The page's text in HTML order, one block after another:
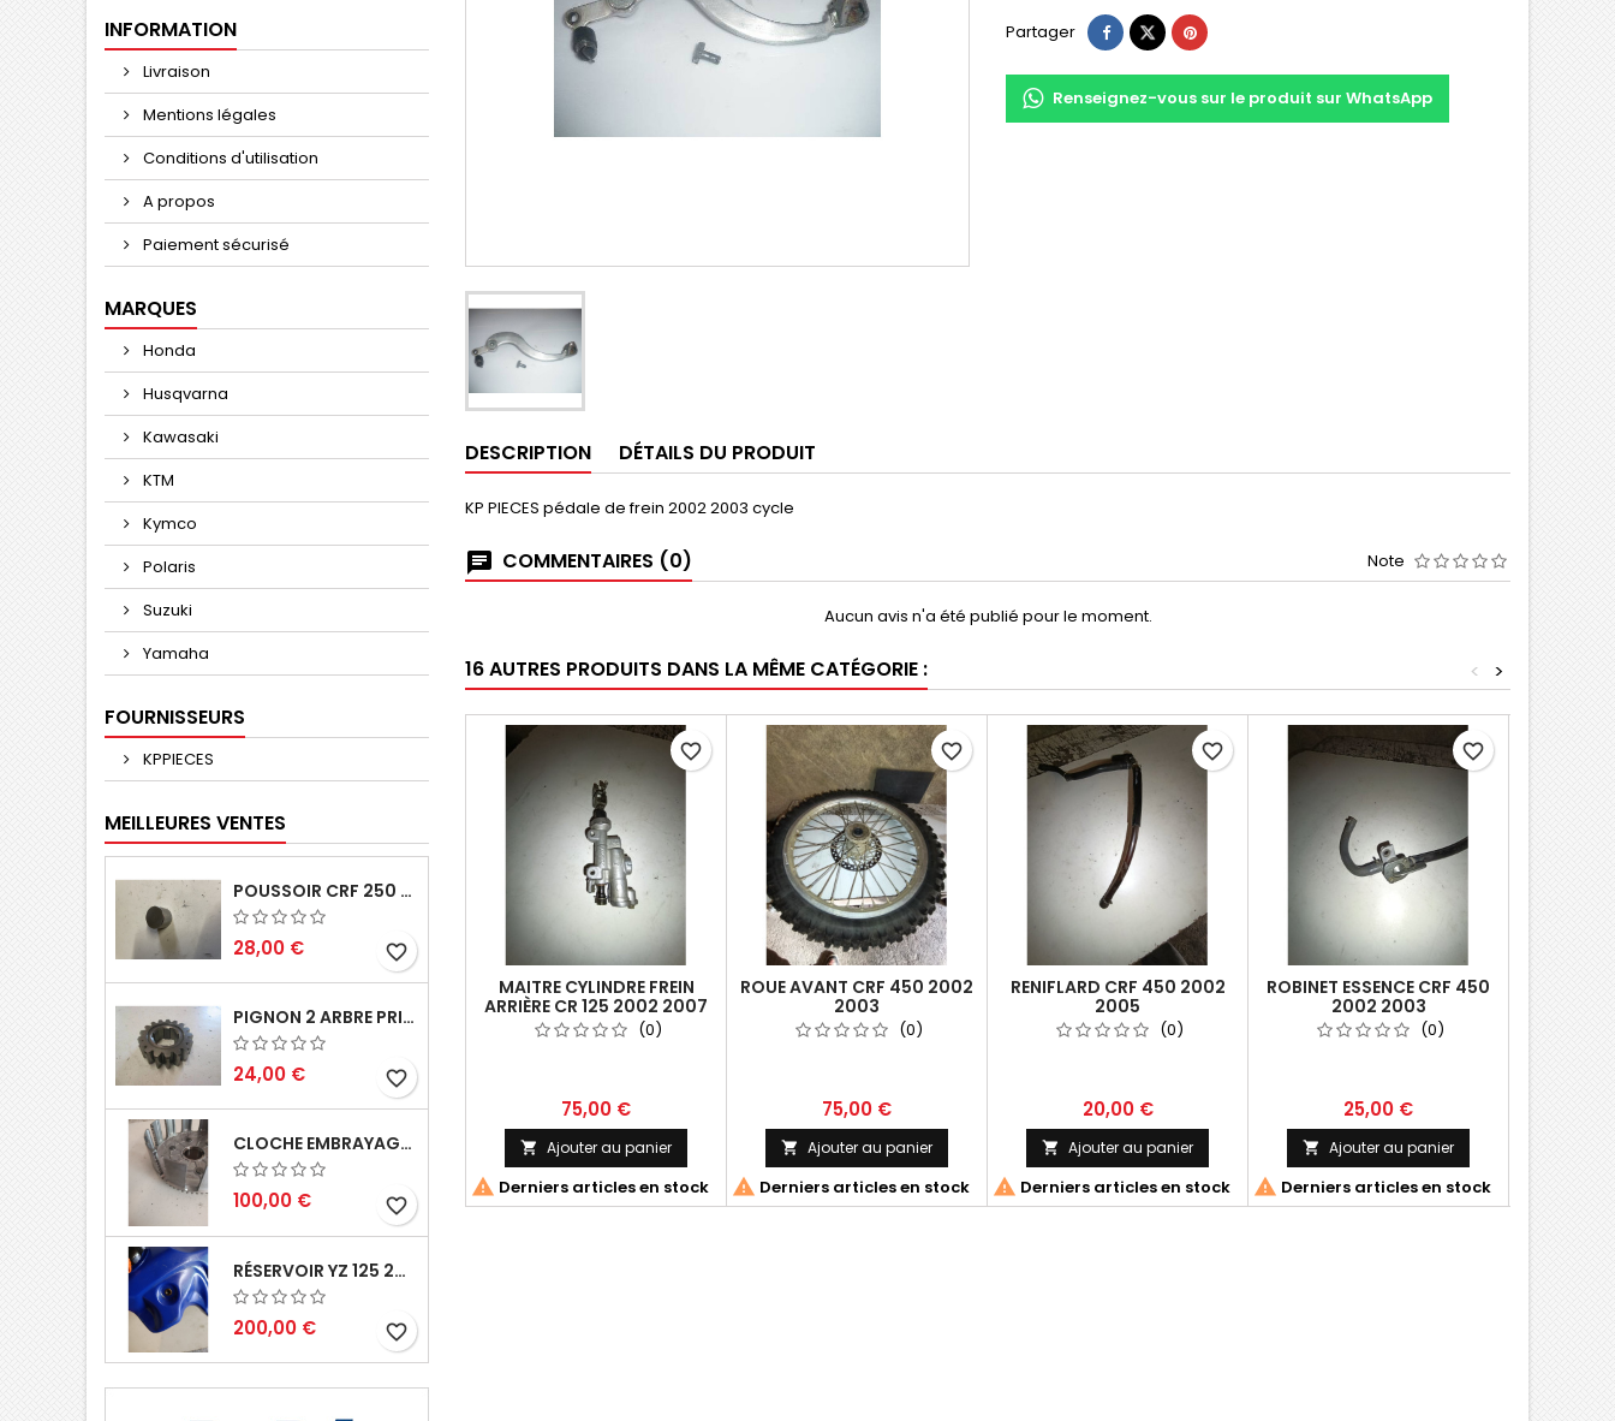
INFORMATION
Livraison
Mentions légales
Conditions d'utilisation
A propos
Paiement sécurisé
MARQUES
Honda
Husqvarna
Kawasaki
KTM
Kymco
Polaris
Suzuki
Yamaha
FOURNISSEURS
KPPIECES
MEILLEURES VENTES
POUSSOIR CRF 250 2005 2006
28,00 € favorite_border
PIGNON 2 ARBRE PRIMAIRE CR 250 1994
24,00 € favorite_border
CLOCHE EMBRAYAGE YZ 125 1994 2004
100,00 € favorite_border
RÉSERVOIR YZ 125 2002 2004
200,00 € favorite_border
Partager
Renseignez-vous sur le produit sur WhatsApp
DESCRIPTION DÉTAILS DU PRODUIT
KP PIECES pédale de frein 2002 2003 cycle
COMMENTAIRES (0) Note
Aucun avis n'a été publié pour le moment.
16 AUTRES PRODUITS DANS LA MÊME CATÉGORIE : >
<
MAITRE CYLINDRE FREIN
ARRIÈRE CR 125 2002 2007
CR 250 2004 2007 CRF 250
R 2004 2007 CRF 450 2002
(0)
75,00 €
 Ajouter au panier
 Derniers articles en stock
favorite_border
ROUE AVANT CRF 450 2002
2003
(0)
75,00 €
 Ajouter au panier
 Derniers articles en stock
favorite_border
RENIFLARD CRF 450 2002
2005
(0)
20,00 €
 Ajouter au panier
 Derniers articles en stock
favorite_border
ROBINET ESSENCE CRF 450
2002 2003
(0)
25,00 €
 Ajouter au panier
 Derniers articles en stock
favorite_border